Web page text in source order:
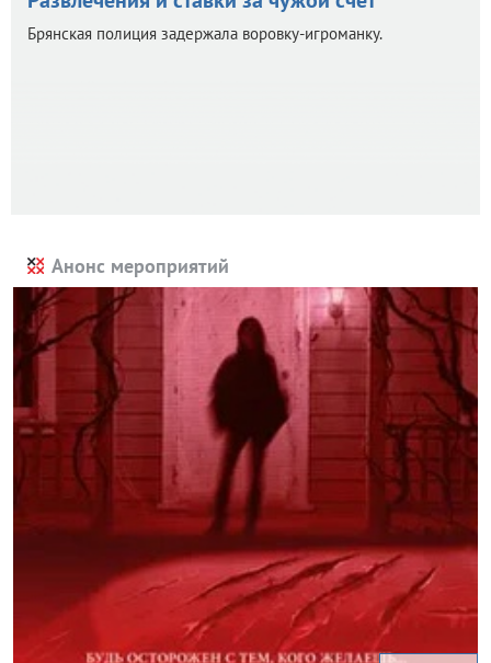
Брянская полиция задержала воровку-игроманку.
Анонс мероприятий